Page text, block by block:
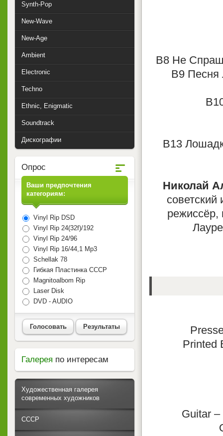
B8 Не
B9 Песня
B13
Николай
советский
режиссёр,
Printed
Guitar
Synth-Pop
New-Wave
New-Age
Ambient
Electronic
Techno
Ethnic, Enigmatic
Soundtrack
Дискографии
Опрос
Ваши предпочтения
категориям:
Vinyl Rip DSD
Vinyl Rip 24(32f)/192
Vinyl Rip 24/96
Vinyl Rip 16/44,1 Mp3
Schellak 78
Гибкая Пластинка СССР
Magnitoalbom Rip
Laser Disk
DVD - AUDIO
Голосовать Результаты
Галерея по интересам
Художественная галерея
современных художников
СССР